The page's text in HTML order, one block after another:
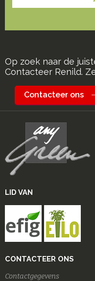
Op zoek naar de
Contacteer Renild.
Contacteer ons
LID VAN
CONTACTEER ONS
Contactgegevens